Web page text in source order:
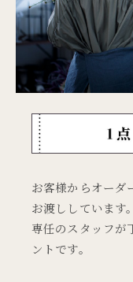
お客様からオーダ
お渡ししています
専任のスタッフが
ントです。